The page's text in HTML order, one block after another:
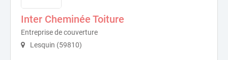
Inter Cheminée Toiture
Entreprise de couverture
Lesquin (59810)